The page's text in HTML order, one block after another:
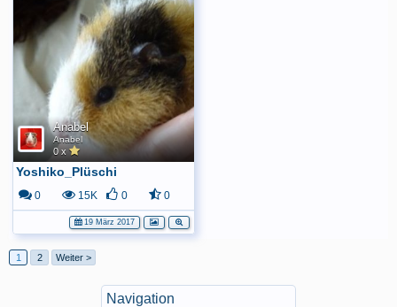
Anabel
Anabel
0 x
Yoshiko_Plüschi
0 15K 0 0
19 März 2017
1 2 Weiter >
Navigation